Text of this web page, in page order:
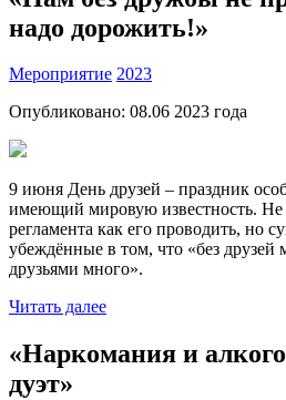
надо дорожить!»
Мероприятие 2023
Опубликовано: 08.06 2023 года
9 июня День друзей – праздник
имеющий мировую известность. Не
регламента как его проводить, но
убеждённые в том, что «без друзей
друзьями много».
Читать далее
«Наркомания и
дуэт»